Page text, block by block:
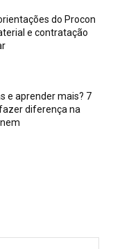
do Procon
e contratação
e aprender mais? 7
diferença na